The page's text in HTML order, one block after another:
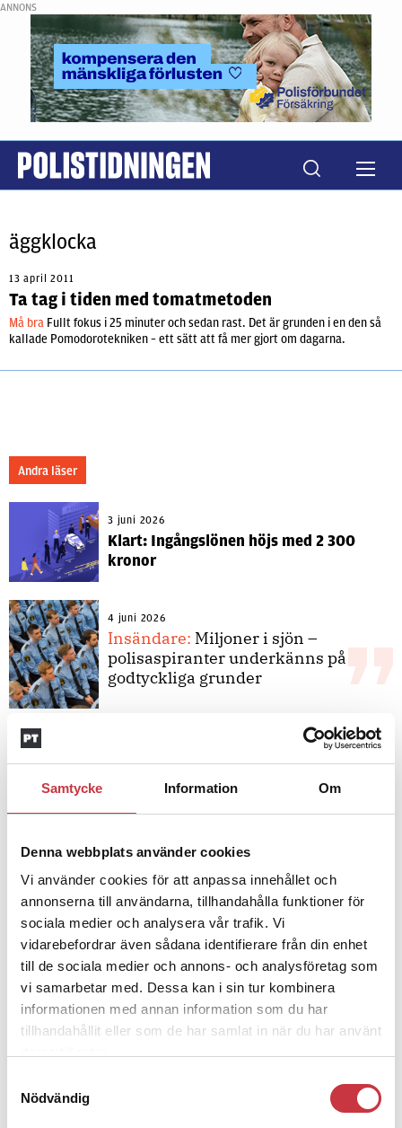
Samtycke Information Om
Denna webbplats använder cookies
Vi använder cookies för att anpassa innehållet och
annonserna till användarna, tillhandahålla funktioner för
sociala medier och analysera vår trafik. Vi
vidarebefordrar även sådana identifierare från din enhet
till de sociala medier och annons- och analysföretag som
vi samarbetar med. Dessa kan i sin tur kombinera
informationen med annan information som du har
tillhandahållit eller som de har samlat in när du har använt
Nödvändig
ANNONS
äggklocka
13 april 2011
Ta tag i tiden med tomatmetoden
Må bra Fullt fokus i 25 minuter och sedan rast. Det är grunden i en den så
kallade Pomodorotekniken – ett sätt att få mer gjort om dagarna.
Andra läser
3 juni 2026
Klart: Ingångslönen höjs med 2 300
kronor
4 juni 2026
Insändare: Miljoner i sjön –
polisaspiranter underkänns på
godtyckliga grunder
Jens Mårtensson:Snart 20 år i tjänst
– nu ska han lära sig grunderna
4 juni 2026
Polisregionen erkänner fel: ”Kommer
att rättas till”
Debatt
9 juli 2026